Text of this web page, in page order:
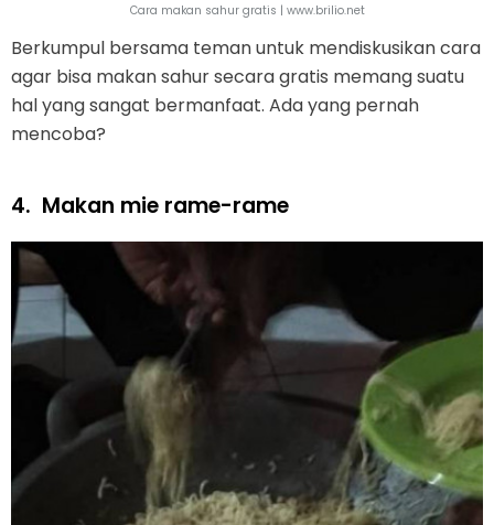
Cara makan sahur gratis | www.brilio.net
Berkumpul bersama teman untuk mendiskusikan cara
agar bisa makan sahur secara gratis memang suatu
hal yang sangat bermanfaat. Ada yang pernah
mencoba?
4. Makan mie rame-rame